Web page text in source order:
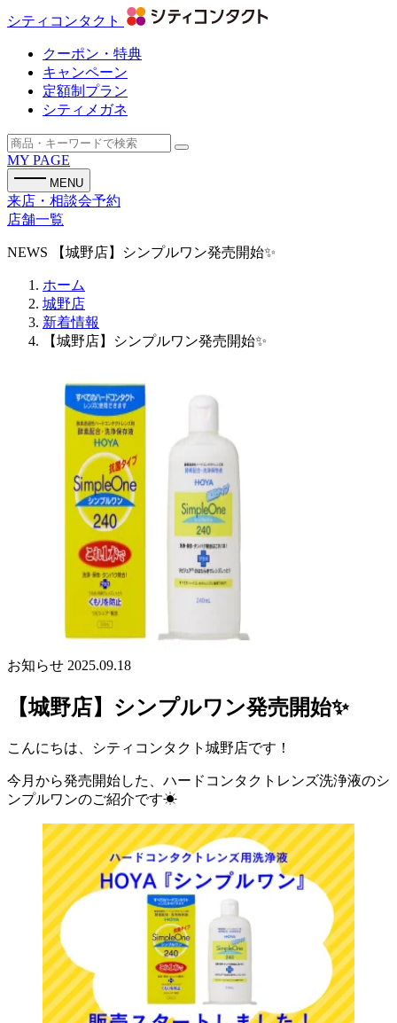
シティコンタクト
クーポン・特典
キャンペーン
定額制プラン
シティメガネ
MY PAGE
MENU
来店・相談会予約
店舗一覧
NEWS 【城野店】シンプルワン発売開始✨
ホーム
城野店
新着情報
【城野店】シンプルワン発売開始✨
お知らせ 2025.09.18
【城野店】シンプルワン発売開始✨
こんにちは、シティコンタクト城野店です！
今月から発売開始した、ハードコンタクトレンズ洗浄液のシ
ンプルワンのご紹介です☀